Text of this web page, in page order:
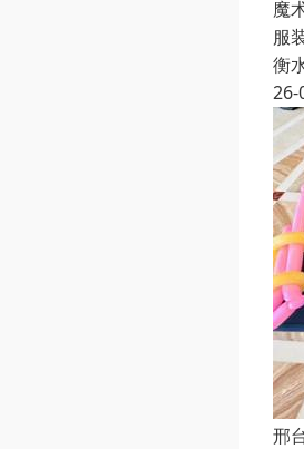
魔
服
衡
26-
邢